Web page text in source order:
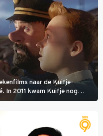
naar de Kuifje-
In 2011 kwam Kuifje nog
van Steven Spielberg.